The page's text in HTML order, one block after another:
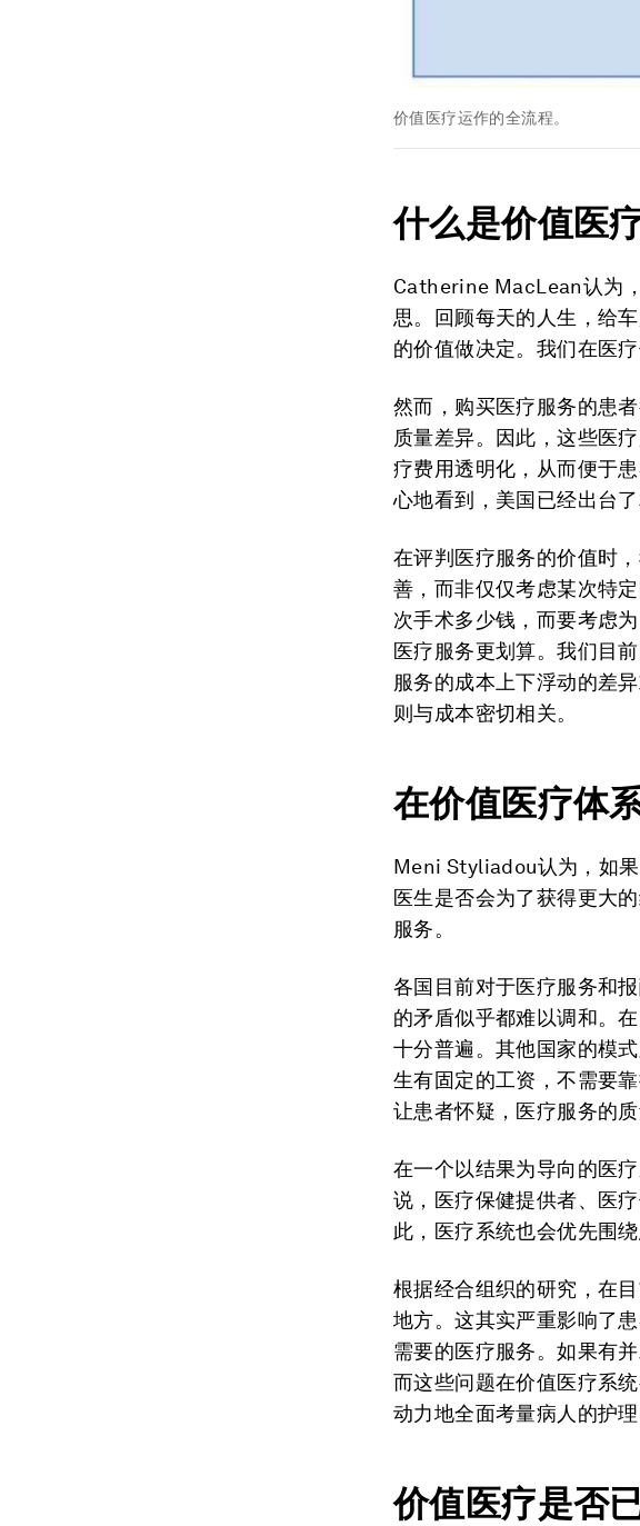
价值医疗运作的全流程。
什么是价值医
Catherine MacLean认为
思。回顾每天的人生，给
的价值做决定。我们在医
然而，购买医疗服务的患
质量差异。因此，这些医
疗费用透明化，从而便于
心地看到，美国已经出台
在评判医疗服务的价值时
善，而非仅仅考虑某次特
次手术多少钱，而要考虑
医疗服务更划算。我们目
服务的成本上下浮动的差
则与成本密切相关。
在价值医疗体
Meni Styliadou认为，如
医生是否会为了获得更大
服务。
各国目前对于医疗服务和
的矛盾似乎都难以调和。
十分普遍。其他国家的模
生有固定的工资，不需要
让患者怀疑，医疗服务的
在一个以结果为导向的医
说，医疗保健提供者、医
此，医疗系统也会优先围
根据经合组织的研究，在
地方。这其实严重影响了
需要的医疗服务。如果有
而这些问题在价值医疗系
动力地全面考量病人的护理
价值医疗是否